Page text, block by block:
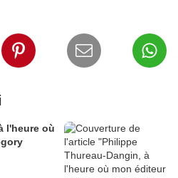
l'heure où